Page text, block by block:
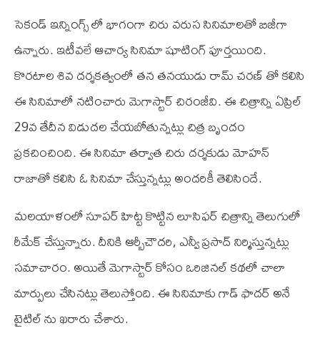
సెకండ్ ఇన్నింగ్స్ లో భాగంగా చిరు వరుస సినిమాలతో బిజీగా
ఉన్నారు. ఇటీవలే ఆచార్య సినిమా షూటింగ్ పూర్తయింది.
కొరటాల శివ దర్శకత్వంలో తన తనయుడు రామ్ చరణ్ తో కలిసి
ఈ సినిమాలో నటించారు మెగాస్టార్ చిరంజీవి. ఈ చిత్రాన్ని ఏప్రిల్
29వ తేదీన విడుదల చేయబోతున్నట్లు చిత్ర బృందం
ప్రకచించింది. ఈ సినిమా తర్వాత చిరు దర్శకుడు మోహన్
రాజాతో కలిసి ఓ సినిమా చేస్తున్నట్లు అందరికీ తెలిసిందే.
మలయాళంలో సూపర్ హిట్ట కొట్టిన లూసిఫర్ చిత్రాన్ని తెలుగులో
రీమేక్ చేస్తున్నారు. దీనికి ఆర్బీచౌదరి, ఎన్వీ ప్రసాద్ నిర్మిస్తున్నట్లు
సమాచారం. అయితే మెగాస్టార్ కోసం ఒరిజినల్ కథలో చాలా
మార్పులు చేసినట్లు తెలుస్తోంది. ఈ సినిమాకు గాడ్ ఫాదర్ అనే
టైటిల్ ను ఖరారు చేశారు.